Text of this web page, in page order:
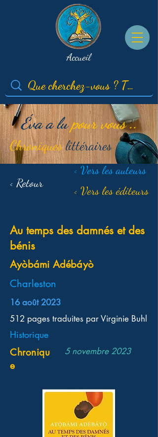
Accueil
Éva a lupour vous ..
Chroniqueslittéraires
< Retour
< Vers les auteurs
< Vers les éditeurs
Au temps des damnés et des
bénis
Ayòbámi Adébáyò
Charleston
16 août 2023
512 pages traduites par Virginie Buhl
Historique
Chroniqu
e
5 novembre 2023